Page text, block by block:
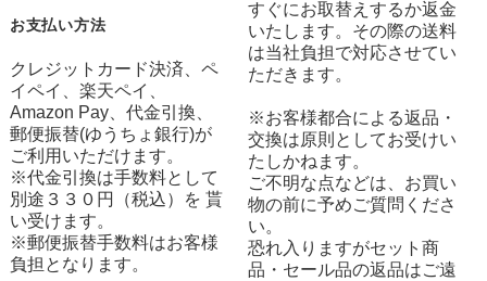
お支払い方法
クレジットカード決済、ペ
イペイ、楽天ペイ、
Amazon Pay、代金引換、
郵便振替(ゆうちょ銀行)が
ご利用いただけます。
※代金引換は手数料として
別途３３０円（税込）を 貰
い受けます。
※郵便振替手数料はお客様
負担となります。
すぐにお取替えするか返金
いたします。その際の送料
は当社負担で対応させてい
ただきます。
※お客様都合による返品・
交換は原則としてお受けい
たしかねます。
ご不明な点などは、お買い
物の前に予めご質問くださ
い。
恐れ入りますがセット商
品・セール品の返品はご遠